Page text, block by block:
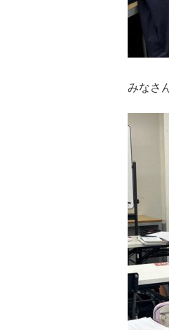
みなさ